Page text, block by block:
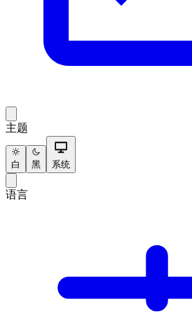
主题
白 黑 系统
语言